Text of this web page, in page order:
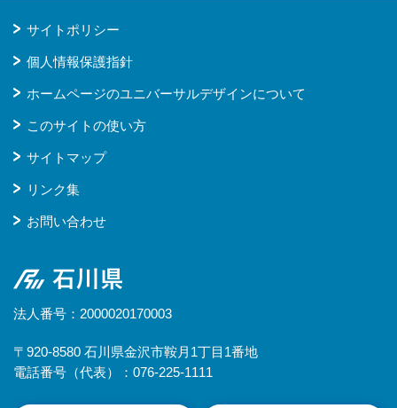
サイトポリシー
個人情報保護指針
ホームページのユニバーサルデザインについて
このサイトの使い方
サイトマップ
リンク集
お問い合わせ
石川県
法人番号：2000020170003
〒920-8580 石川県金沢市鞍月1丁目1番地
電話番号（代表）：076-225-1111